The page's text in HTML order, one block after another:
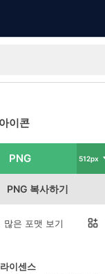
이콘
PNG 512px
PNG 복사하기
많은 포맷 보기
이센스